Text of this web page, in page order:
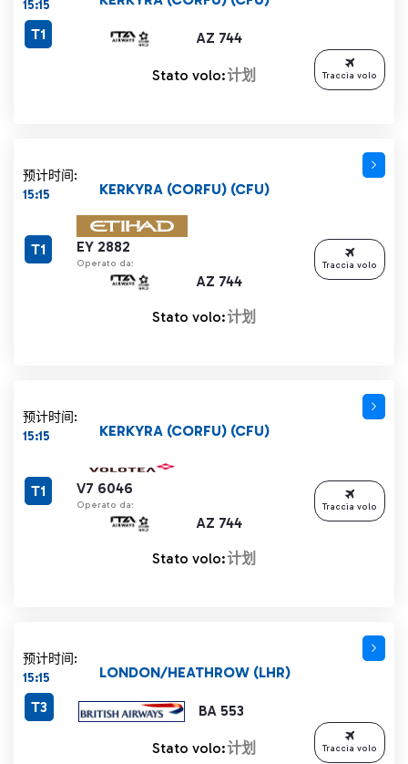
15:15
AZ 744
T1
Stato volo:计划 Traccia volo
预计时间:
15:15
EY 2882
Operato da:
AZ 744
KERKYRA (CORFU) (CFU)
T1
Stato volo:计划
Traccia volo
预计时间:
15:15
V7 6046
Operato da:
AZ 744
KERKYRA (CORFU) (CFU)
T1
Stato volo:计划
Traccia volo
预计时间:
15:15
BA 553
LONDON/HEATHROW (LHR)
T3
Stato volo:计划 Traccia volo